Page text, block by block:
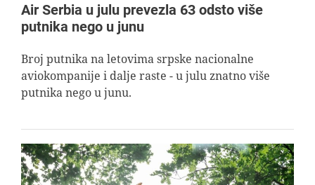
Air Serbia u julu prevezla 63 odsto više
putnika nego u junu
Broj putnika na letovima srpske nacionalne
aviokompanije i dalje raste - u julu znatno više
putnika nego u junu.